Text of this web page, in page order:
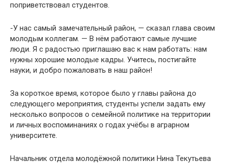
поприветствовал студентов.
-У нас самый замечательный район, — сказал глава своим
молодым коллегам. — В нём работают самые лучшие
люди. Я с радостью приглашаю вас к нам работать: нам
нужны хорошие молодые кадры. Учитесь, постигайте
науки, и добро пожаловать в наш район!
За короткое время, которое было у главы района до
следующего мероприятия, студенты успели задать ему
несколько вопросов о семейной политике на территории
и личных воспоминаниях о годах учёбы в аграрном
университете.
Начальник отдела молодёжной политики Нина Текутьева